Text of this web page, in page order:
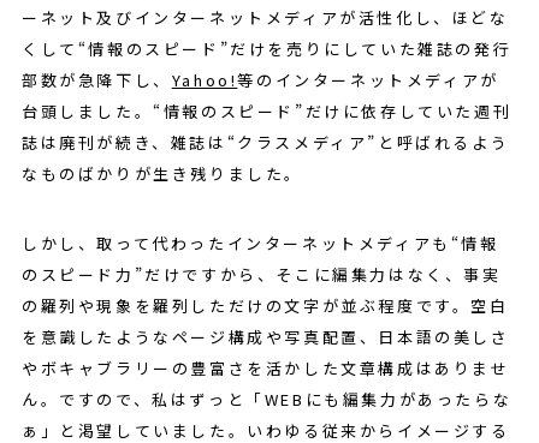
ーネット及びインターネットメディアが活性化し、ほどな
くして“情報のスピード”だけを売りにしていた雑誌の発行
部数が急降下し、 Yahoo!等のインターネットメディアが
台頭しました。“情報のスピード”だけに依存していた週刊
誌は廃刊が続き、雑誌は“クラスメディア”と呼ばれるよう
なものばかりが生き残りました。
しかし、取って代わったインターネットメディアも“情報
のスピード力”だけですから、そこに編集力はなく、事実
の羅列や現象を羅列しただけの文字が並ぶ程度です。空白
を意識したようなページ構成や写真配置、日本語の美しさ
やボキャブラリーの豊富さを活かした文章構成はありませ
ん。ですので、私はずっと「WEBにも編集力があったらな
ぁ」と渇望していました。いわゆる従来からイメージする